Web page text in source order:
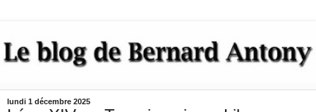
lundi 1 décembre 2025